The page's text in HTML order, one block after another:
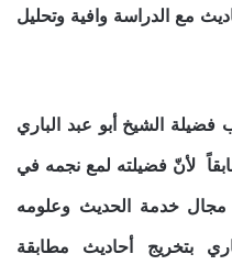
مع الدراسة وافية وتحليل
الشيخ أبو عبد الباري
لأنّ فضيلته لمع نجمه في
خدمة الحديث وعلومه
بتخريج أحاديث مطابقة